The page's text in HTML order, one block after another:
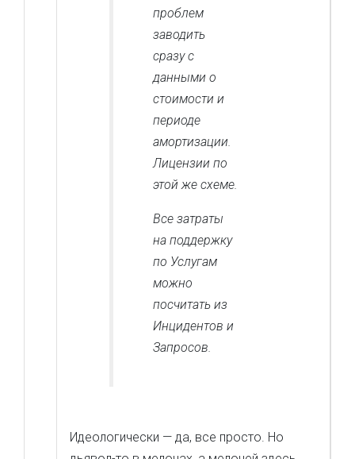
проблем
заводить
сразу с
данными о
стоимости и
периоде
амортизации.
Лицензии по
этой же схеме.
Все затраты
на поддержку
по Услугам
можно
посчитать из
Инцидентов и
Запросов.
Идеологически — да, все просто. Но